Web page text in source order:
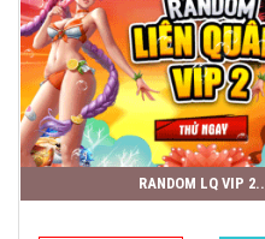
RANDOM LQ VIP 2..